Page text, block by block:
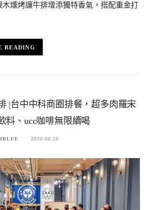
木燻烤讓牛排增添獨特香氣，搭配重金打
READING
|台中中科商圈排餐，超多肉羅宋
料、ucc咖啡無限續喝
2020-06-26